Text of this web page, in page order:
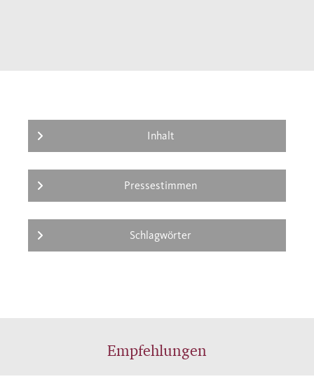
fremde und störende Zutat zur Religion,
sondern kann selbst zum Gottesdienst
werden.
Inhalt
Pressestimmen
Schlagwörter
Empfehlungen